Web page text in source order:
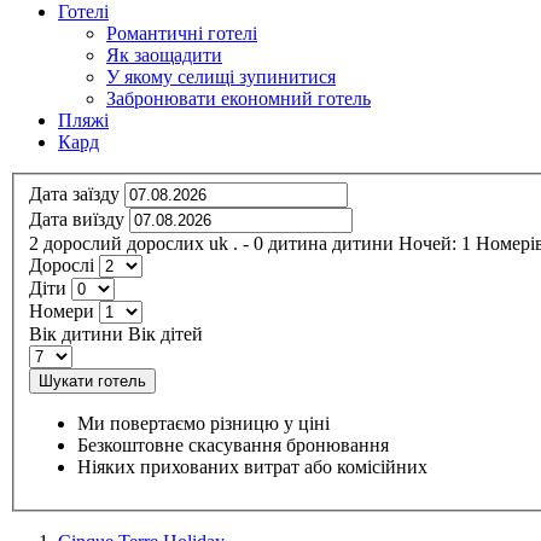
Готелі
Романтичні готелі
Як заощадити
У якому селищі зупинитися
Забронювати економний готель
Пляжі
Кард
Дата заїзду
Дата виїзду
2 дорослий дорослих uk . - 0 дитина дитини Ночей: 1
Дорослі
Діти
Номери
Вік дитини Вік дітей
Шукати готель
Ми повертаємо різницю у ціні
Безкоштовне скасування бронювання
Ніяких прихованих витрат або комісійних